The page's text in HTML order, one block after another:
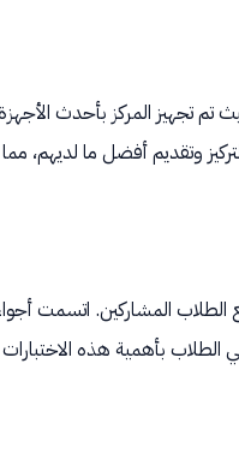
تجهيز المركز بأحدث
وتقديم أفضل ما لديهم،
الطلاب المشاركين. اتسمت
بأهمية هذه الاختبارات